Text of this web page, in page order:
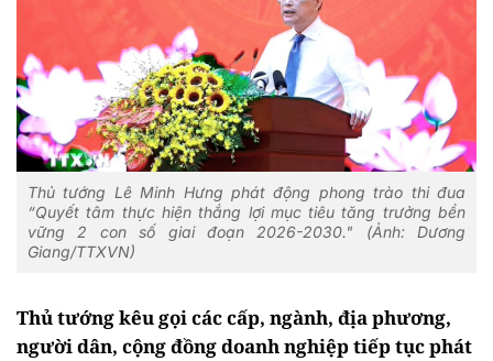
Thủ tướng Lê Minh Hưng phát động phong trào thi đua
“Quyết tâm thực hiện thắng lợi mục tiêu tăng trưởng bền
vững 2 con số giai đoạn 2026-2030." (Ảnh: Dương
Giang/TTXVN)
Thủ tướng kêu gọi các cấp, ngành, địa phương,
người dân, cộng đồng doanh nghiệp tiếp tục phát